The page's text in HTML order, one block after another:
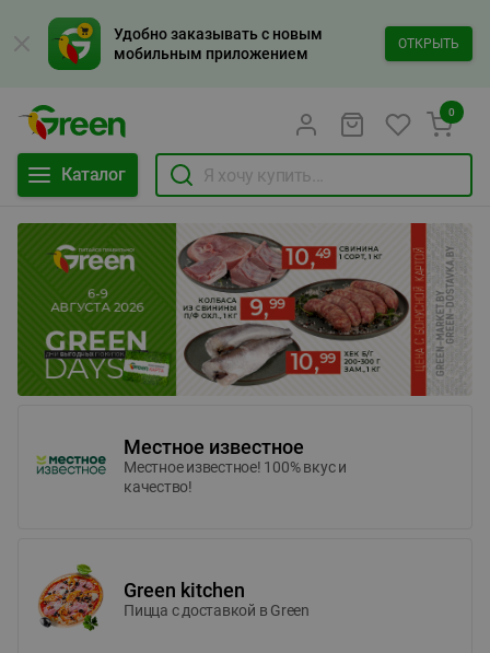
Удобно заказывать с новым
мобильным приложением
ОТКРЫТЬ
Каталог
0
Местное известное
Местное известное! 100% вкус и
качество!
Green kitchen
Пицца c доставкой в Green